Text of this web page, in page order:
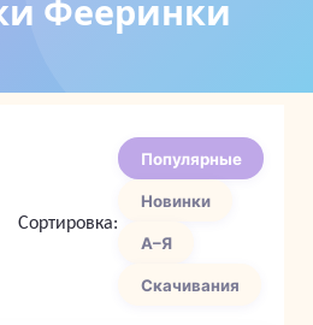
Фееринки
Сортировка:
Популярные
Новинки
А–Я
Скачивания